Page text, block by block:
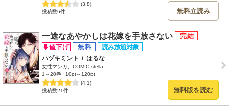
(3.8)
投稿数6件
無料立読み
一途なあやかしは花嫁を手放さない
ハヅキミント / はるな
女性マンガ、COMIC stella
1～20巻
10pt～120pt
(4.1)
投稿数21件
無料版を読む